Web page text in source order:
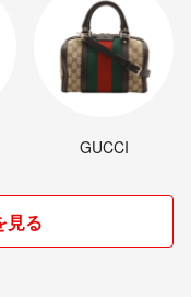
GUCCI
見る